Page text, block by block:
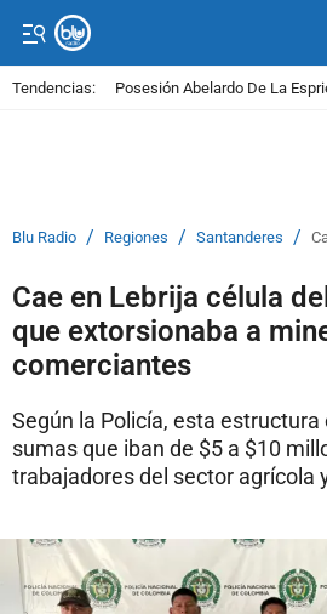
Tendencias: Posesión Abelardo De La
Blu Radio / Regiones / Santanderes /
Cae en Lebrija célula
que extorsionaba a
comerciantes
Según la Policía, esta
sumas que iban de $5 a $10
trabajadores del sector agrícola